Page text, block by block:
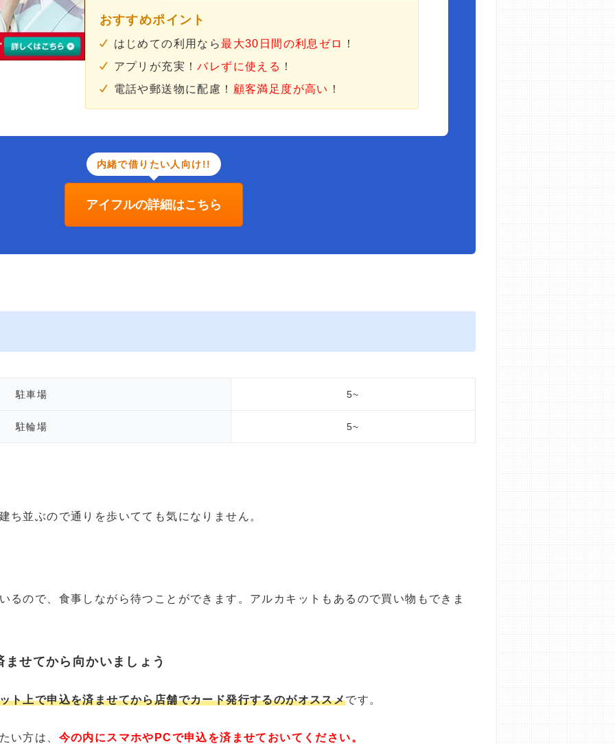
おすすめポイント
はじめての利用なら最大30日間の利息ゼロ
！
アプリが充実！バレずに使える ！
電話や郵送物に配慮！ 顧客満足度が高い ！
内緒で借りたい人向け!!
アイフルの詳細はこちら
駐車場 5~
駐輪場 5~
ち並ぶので通りを歩いてても気になりません。
るので、食事しながら待つことができます。アルカキットもあるので買い物もできま
せてから向かいましょう
ト上で申込を済ませてから店舗でカード発行するのがオススメです。
い方は、 今の内にスマホやPCで申込を済ませておいてください。